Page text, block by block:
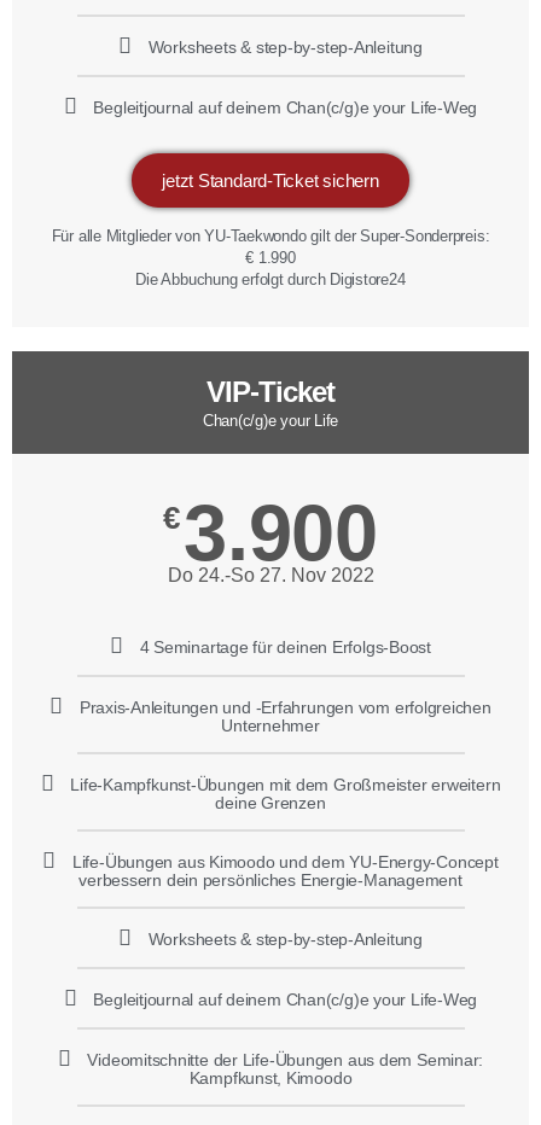
Worksheets & step-by-step-Anleitung
Begleitjournal auf deinem Chan(c/g)e your Life-Weg
jetzt Standard-Ticket sichern
Für alle Mitglieder von YU-Taekwondo gilt der Super-Sonderpreis:
€ 1.990
Die Abbuchung erfolgt durch Digistore24
VIP-Ticket
Chan(c/g)e your Life
€3.900
Do 24.-So 27. Nov 2022
4 Seminartage für deinen Erfolgs-Boost
Praxis-Anleitungen und -Erfahrungen vom erfolgreichen
Unternehmer
Life-Kampfkunst-Übungen mit dem Großmeister erweitern
deine Grenzen
Life-Übungen aus Kimoodo und dem YU-Energy-Concept
verbessern dein persönliches Energie-Management
Worksheets & step-by-step-Anleitung
Begleitjournal auf deinem Chan(c/g)e your Life-Weg
Videomitschnitte der Life-Übungen aus dem Seminar:
Kampfkunst, Kimoodo